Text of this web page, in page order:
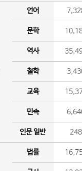
언어
문학
역사
철학
교육
민속
인문 일반 248
법률